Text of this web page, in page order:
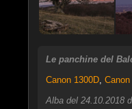
Le panchine del
Canon 1300D,
Alba del 24.10.2018